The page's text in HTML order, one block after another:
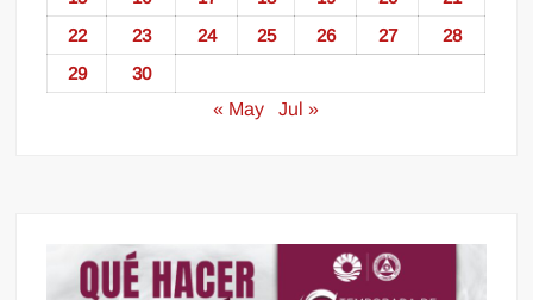
22
23 24 25 26 27
28
29
30
« May
Jul »